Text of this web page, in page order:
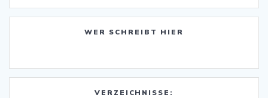
WER SCHREIBT HIER
VERZEICHNISSE: